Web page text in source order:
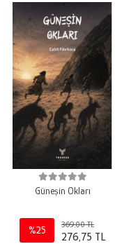
Güneşin Okları
%25
369,00 TL
276,75 TL